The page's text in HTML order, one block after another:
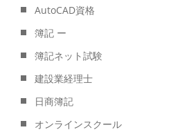
AutoCAD資格
簿記 ー
簿記ネット試験
建設業経理士
日商簿記
オンラインスクール